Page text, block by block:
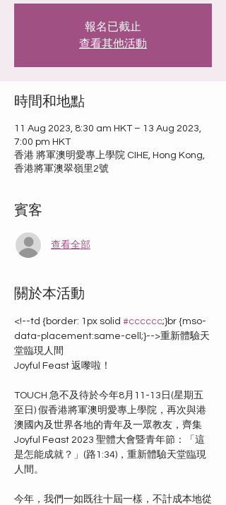
報名已截止
查看其他活動
時間和地點
11 Aug 2023, 8:30 am HKT – 13 Aug 2023,
7:00 pm HKT
香港 將軍澳明愛專上學院 CIHE, Hong Kong,
香港將軍澳翠嶺里2號
賓客
查看全部
關於本活動
<!--td {border: 1px solid #cccccc;}br {mso-
data-placement:same-cell;}-->重新體驗天
堂臨現人間
Joyful Feast 返嚟啦！
TOUCH 急不及待於今年8月11-13日(星期五
至日) 假香港將軍澳明愛專上學院，再次與港
澳國內及世界各地的青年及一眾教友，齊集
Joyful Feast 2023 聖體大會暨青年節：「這
是怎能成就？」(路1:34)，重新體驗天堂臨現
人間。
今年，我們一如既往十屆一樣，不計成本地從